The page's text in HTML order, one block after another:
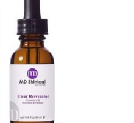
始
價
格：
NT$4,500。